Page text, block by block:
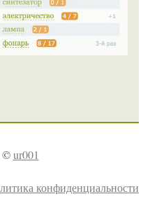
©ur001
конфиденциальности